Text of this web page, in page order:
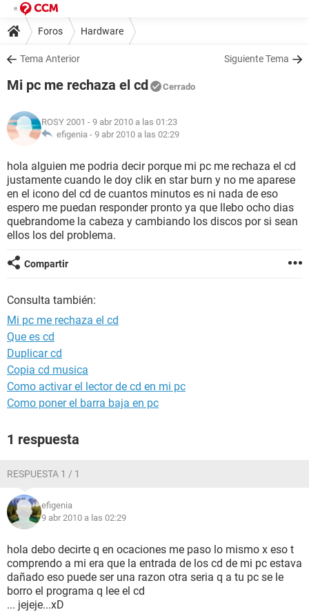
Foros Hardware
Tema Anterior Siguiente Tema
Mi pc me rechaza el cd Cerrado
ROSY 2001 - 9 abr 2010 a las 01:23
efigenia - 9 abr 2010 a las 02:29
hola alguien me podria decir porque mi pc me rechaza el cd
justamente cuando le doy clik en star burn y no me aparese
en el icono del cd de cuantos minutos es ni nada de eso
espero me puedan responder pronto ya que llebo ocho dias
quebrandome la cabeza y cambiando los discos por si sean
ellos los del problema.
Compartir
Consulta también:
Mi pc me rechaza el cd
Que es cd
Duplicar cd
Copia cd musica
Como activar el lector de cd en mi pc
Como poner el barra baja en pc
1 respuesta
RESPUESTA 1 / 1
efigenia
9 abr 2010 a las 02:29
hola debo decirte q en ocaciones me paso lo mismo x eso t
comprendo a mi era que la entrada de los cd de mi pc estava
dañado eso puede ser una razon otra seria q a tu pc se le
borro el programa q lee el cd
... jejeje...xD